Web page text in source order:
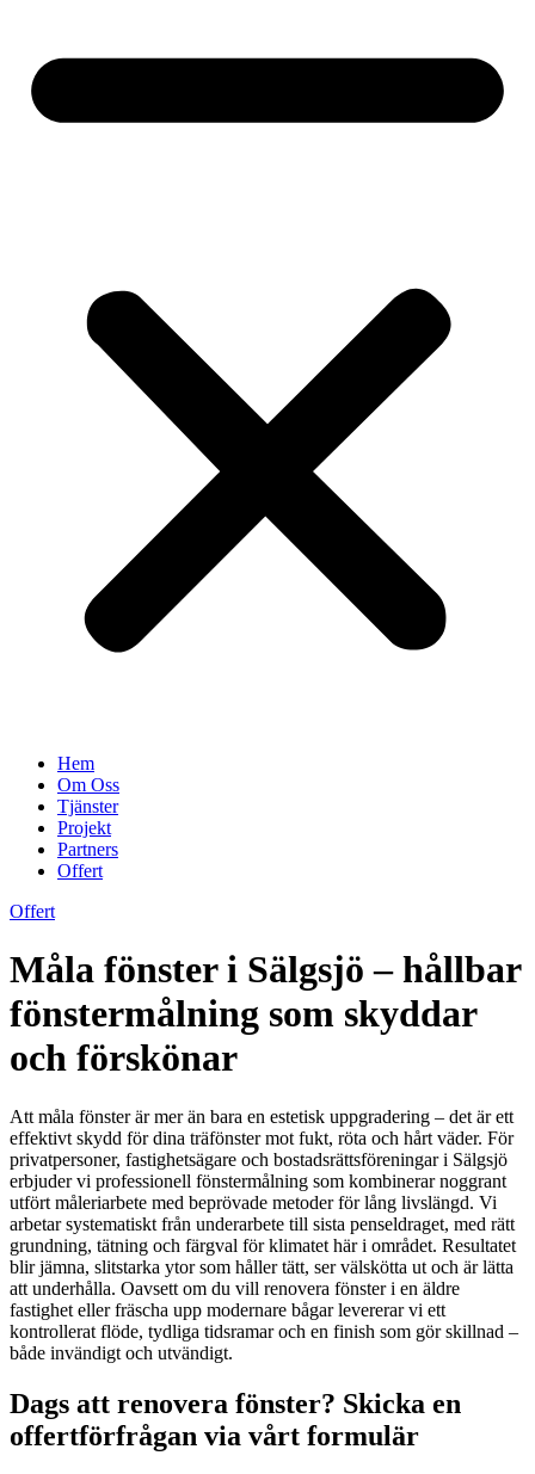
Hem
Om Oss
Tjänster
Projekt
Partners
Offert
Offert
Måla fönster i Sälgsjö – hållbar
fönstermålning som skyddar
och förskönar
Att måla fönster är mer än bara en estetisk uppgradering – det är ett
effektivt skydd för dina träfönster mot fukt, röta och hårt väder. För
privatpersoner, fastighetsägare och bostadsrättsföreningar i Sälgsjö
erbjuder vi professionell fönstermålning som kombinerar noggrant
utfört måleriarbete med beprövade metoder för lång livslängd. Vi
arbetar systematiskt från underarbete till sista penseldraget, med rätt
grundning, tätning och färgval för klimatet här i området. Resultatet
blir jämna, slitstarka ytor som håller tätt, ser välskötta ut och är lätta
att underhålla. Oavsett om du vill renovera fönster i en äldre
fastighet eller fräscha upp modernare bågar levererar vi ett
kontrollerat flöde, tydliga tidsramar och en finish som gör skillnad –
både invändigt och utvändigt.
Dags att renovera fönster? Skicka en
offertförfrågan via vårt formulär